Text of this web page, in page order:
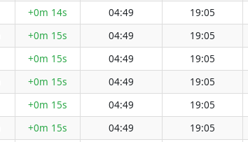
+0m 14s 04:49 19:05
+0m 15s 04:49 19:05
+0m 15s 04:49 19:05
+0m 15s 04:49 19:05
+0m 15s 04:49 19:05
+0m 15s 04:49 19:05